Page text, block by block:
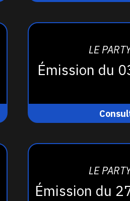
LE
Émission du
LE
Émission du